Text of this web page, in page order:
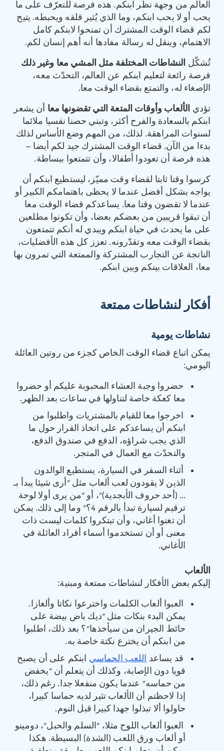
العالم من وجهة نظر ابنكم. هذه فرصة للتعرّف على ما
يحب أو لا يحب ابنكم، وما الذي يُثير قلقه ويحبطه. يتيح
لكم قضاء الوقت المشترك أن تمنحوا لابنكم كامل
الاهتمام، وينقل له رسالة مفادها أنه أهم إنسان لكم.
تُشكّل النشاطات المختلفة مثل المشي معا وغير ذلك
فرصة رائعة لتعليم ابنكم عن العالم، التحدّث معه،
الإصغاء له، والتمتع بقضاء الوقت معا.
تؤدي الألعاب وأوقات المتعة التي تقضونها معا أن يشعر
ابنكم بالسعادة والفرح أكثر، وتبني حصنا نفسيا ملائما
لسنوات المراهقة. لذلك، من المهم وضع الأساس لذلك
بدءا من الآن. قضاء الوقت المشترك جيد لكم أيضا –
هذه فرصة أن تعودوا أطفالا، وأن تتمتعوا ببساطة.
كرسوا وقتا ثابتا لقضاء وقت مميّز، ليستطيع ابنكم أن
يواجه بشكل أفضل عندما لا يحظى باهتمامكم الكبير أو
عندما لا تقضون وقتا معا. يساعدكم قضاء الوقت معا
أن تبقوا قريبين من بعضكم بعضا، وأن تكونوا مطلعين
على ما يحدث في حياة ابنكم ويبدي له أنكم تتمتعون
بقضاء الوقت معه وتقدّرونه. تعزز كل هذه الأفضليات،
الناتجة عن التجارب المشتركة والممتعة التي تمرون بها
معا، العلاقات بينكم وبين ابنكم.
أفكار لنشاطات ممتعة
نشاطات يومية
يمكن اتباع قضاء الوقت الخاص كجزء من روتين العائلة
اليومي:
حضروا وجبة العشاء المحبوبة عليكم أو حضروا
معا كعكة خاصة لتناولها في ساعات بعد الظهر.
اخرجوا معا للقيام بالمشتريات واطلبوا من
ابنكم أن يساعدكم على اتخاذ القرار حول ما
الذي يجب شراؤه، الدفع في صندوق الدفع،
والتحدّث مع العمال في المتجر.
أثناء السفر في السيارة، يستطيع الوالدون
الذين لا يقودون لعب ألعاب مثل “أرى شيئا يبدأ بـ
… (أحد حروف الأبجدية)”، أو “من يرى أولا لوحة
ترقيم لسيارة تبدأ بالرقم 4؟” وما إلى ذلك. يمكن
أن تغنوا أغاني، وأن تبتكروا كلمات ليست ذات
معنى أو أن تستخدموا أسماء أفراد العائلة في
الأغاني.
الألعاب
إليكم بعض الأفكار لنشاطات ممتعة ومبنية:
العبوا ألعاب الكلمات واخترعوا نكاتا وألغازا.
يمكن البدء بنكات مثل “ديك باض بيضة على
حائط الجيران من سيأخذها”؟ بعد ذلك، اطلبوا
من ابنكم أن يخترع نكتة خاصة به.
قد يساعد اللعب الحماسي ابنكم على أن يصبح
قويا دون الإصابة، وكذلك أن يتعلم أن “يخفض
من حماسه” عندما يكون منفعلا جدا. رغم ذلك،
إذا لاحظتم أن الألعاب تثير لديه حماسا كبيرا،
حاولوا ألا تبذلوا جهدا كبيرا قبل النوم.
العبوا ألعاب اللوح مثلا، “السلم والحبل”، دومينو
أو ألعاب ورق اللعب (الشدة) البسيطة. هكذا